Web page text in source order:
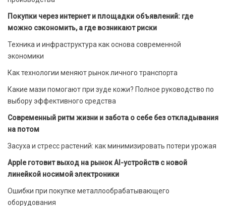
Покупки через интернет и площадки объявлений: где
можно сэкономить, а где возникают риски
Техника и инфраструктура как основа современной
экономики
Как технологии меняют рынок личного транспорта
Какие мази помогают при зуде кожи? Полное руководство по
выбору эффективного средства
Современный ритм жизни и забота о себе без откладывания
на потом
Засуха и стресс растений: как минимизировать потери урожая
Apple готовит выход на рынок AI-устройств с новой
линейкой носимой электроники
Ошибки при покупке металлообрабатывающего
оборудования